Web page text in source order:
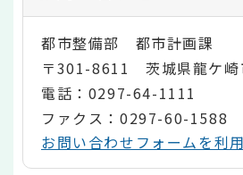
都市整備部 都市計画課
〒301-8611 茨城県龍ケ崎
電話：0297-64-1111
ファクス：0297-60-1588
お問い合わせフォームを利